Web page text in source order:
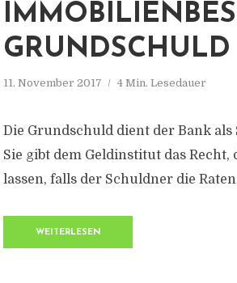
GRUNDSCHULD
11. November 2017 4 Min. Lesedauer
Die Grundschuld dient der Bank
Sie gibt dem Geldinstitut das
lassen, falls der Schuldner die
WEITERLESEN